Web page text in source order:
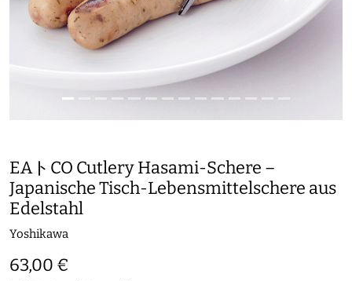
EAトCO Cutlery Hasami-Schere –
Japanische Tisch-Lebensmittelschere aus
Edelstahl
Yoshikawa
63,00 €